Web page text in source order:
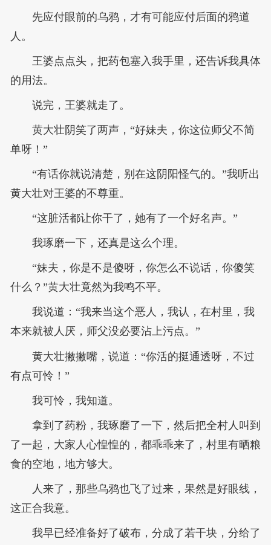
先应付眼前的乌鸦，才有可能应付后面的鸦道
人。
王婆点点头，把药包塞入我手里，还告诉我具体
的用法。
说完，王婆就走了。
黄大壮阴笑了两声，“好妹夫，你这位师父不简
单呀！”
“有话你就说清楚，别在这阴阳怪气的。”我听出
黄大壮对王婆的不尊重。
“这脏活都让你干了，她有了一个好名声。”
我琢磨一下，还真是这么个理。
“妹夫，你是不是傻呀，你怎么不说话，你傻笑
什么？”黄大壮竟然为我鸣不平。
我说道：“我来当这个恶人，我认，在村里，我
本来就被人厌，师父没必要沾上污点。”
黄大壮撇撇嘴，说道：“你活的挺通透呀，不过
有点可怜！”
我可怜，我知道。
拿到了药粉，我琢磨了一下，然后把全村人叫到
了一起，大家人心惶惶的，都乖乖来了，村里有晒粮
食的空地，地方够大。
人来了，那些乌鸦也飞了过来，果然是好眼线，
这正合我意。
我早已经准备好了破布，分成了若干块，分给了